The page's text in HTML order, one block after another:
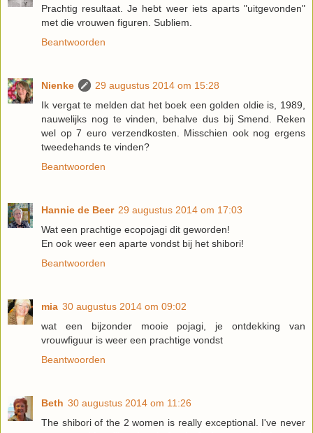
Prachtig resultaat. Je hebt weer iets aparts "uitgevonden"
met die vrouwen figuren. Subliem.
Beantwoorden
Nienke
29 augustus 2014 om 15:28
Ik vergat te melden dat het boek een golden oldie is, 1989,
nauwelijks nog te vinden, behalve dus bij Smend. Reken
wel op 7 euro verzendkosten. Misschien ook nog ergens
tweedehands te vinden?
Beantwoorden
Hannie de Beer 29 augustus 2014 om 17:03
Wat een prachtige ecopojagi dit geworden!
En ook weer een aparte vondst bij het shibori!
Beantwoorden
mia 30 augustus 2014 om 09:02
wat een bijzonder mooie pojagi, je ontdekking van
vrouwfiguur is weer een prachtige vondst
Beantwoorden
Beth 30 augustus 2014 om 11:26
The shibori of the 2 women is really exceptional. I've never